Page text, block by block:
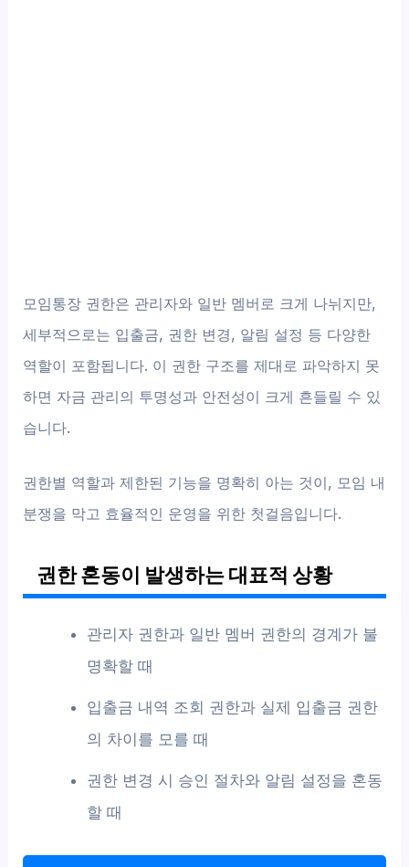
모임통장 권한은 관리자와 일반 멤버로 크게 나뉘지만,
세부적으로는 입출금, 권한 변경, 알림 설정 등 다양한
역할이 포함됩니다. 이 권한 구조를 제대로 파악하지 못
하면 자금 관리의 투명성과 안전성이 크게 흔들릴 수 있
습니다.
권한별 역할과 제한된 기능을 명확히 아는 것이, 모임 내
분쟁을 막고 효율적인 운영을 위한 첫걸음입니다.
권한 혼동이 발생하는 대표적 상황
관리자 권한과 일반 멤버 권한의 경계가 불
명확할 때
입출금 내역 조회 권한과 실제 입출금 권한
의 차이를 모를 때
권한 변경 시 승인 절차와 알림 설정을 혼동
할 때